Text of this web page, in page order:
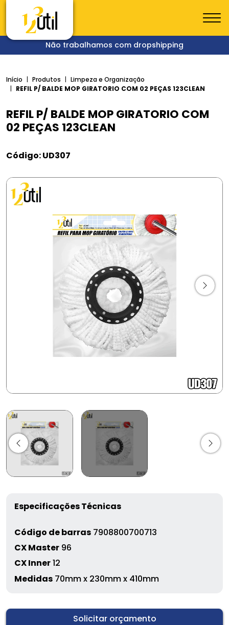
Não trabalhamos com dropshipping
Início Produtos
Limpeza e Organização
REFIL P/ BALDE MOP GIRATORIO COM 02 PEÇAS 123CLEAN
REFIL P/ BALDE MOP GIRATORIO COM
02 PEÇAS 123CLEAN
Código: UD307
Especificações Técnicas
Código de barras 7908800700713
CX Master 96
CX Inner12
Medidas 70mm x 230mm x 410mm
Solicitar orçamento